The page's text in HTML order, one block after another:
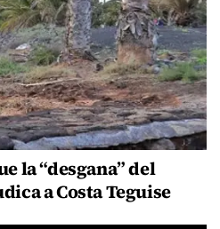
la “desgana” del
a Costa Teguise